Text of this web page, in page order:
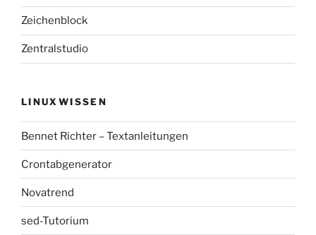
Zeichenblock
Zentralstudio
LINUXWISSEN
Bennet Richter – Textanleitungen
Crontabgenerator
Novatrend
sed-Tutorium